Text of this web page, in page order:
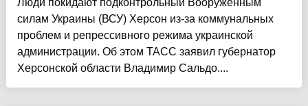
Люди покидают подконтрольный Вооруженным
силам Украины (ВСУ) Херсон из-за коммунальных
проблем и репрессивного режима украинской
администрации. Об этом ТАСС заявил губернатор
Херсонской области Владимир Сальдо....